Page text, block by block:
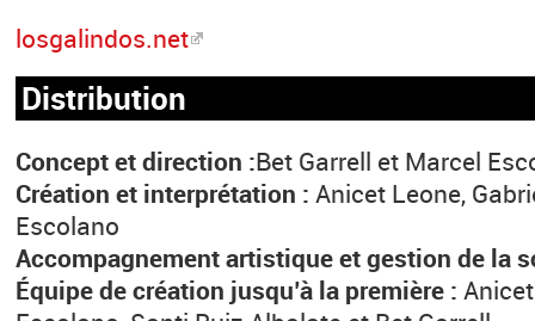
losgalindos.net
Distribution
Concept et direction :Bet Garrell et Marcel
Création et interprétation : Anicet Leone,
Escolano
Accompagnement artistique et gestion de la
Équipe de création jusqu’à la première :